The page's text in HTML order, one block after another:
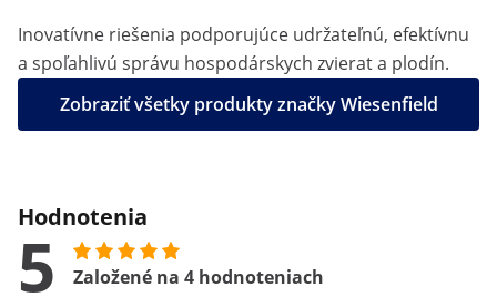
Inovatívne riešenia podporujúce udržateľnú, efektívnu
a spoľahlivú správu hospodárskych zvierat a plodín.
Zobraziť všetky produkty značky Wiesenfield
Hodnotenia
5 Založené na 4 hodnoteniach